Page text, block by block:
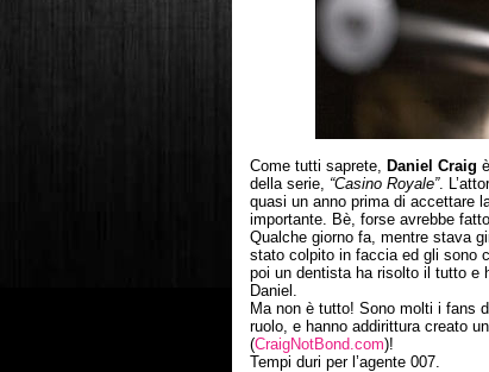
Come tutti saprete, Daniel Craig
della serie, “Casino Royale”.
quasi un anno prima di accettare
importante. Bè, forse avrebbe
Qualche giorno fa, mentre stava
stato colpito in faccia ed gli sono
poi un dentista ha risolto il tutto e
Daniel.
Ma non è tutto! Sono molti i fans
ruolo, e hanno addirittura creato
(CraigNotBond.com)!
Tempi duri per l’agente 007.